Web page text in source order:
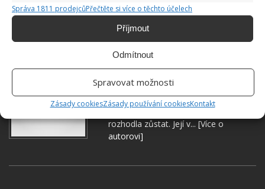
Správa 1811 prodejcůPřečtěte si více o těchto účelech
Příjmout
Odmítnout
Spravovat možnosti
Zásady cookiesZásady používání cookiesKontakt
Přidejte svůj názor
Hana Musilová
Do redakce Bydlimeutulne.cz se
přidala během svých studií a práce
redaktorky ji tak nadchla, že se
rozhodla zůstat. Její v... [Více o
autorovi]